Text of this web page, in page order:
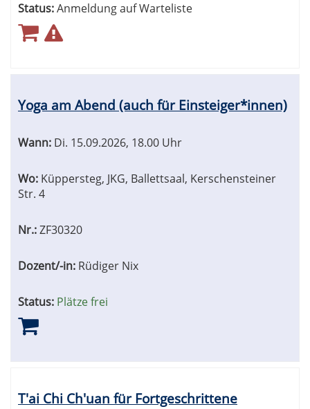
Status:Anmeldung auf Warteliste
Yoga am Abend (auch für Einsteiger*innen)
Wann: Di. 15.09.2026, 18.00 Uhr
Wo: Küppersteg, JKG, Ballettsaal, Kerschensteiner
Str. 4
Nr.:ZF30320
Dozent/-in: Rüdiger Nix
Status: Plätze frei
T'ai Chi Ch'uan für Fortgeschrittene